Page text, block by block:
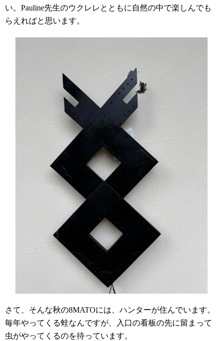
い。 Pauline先生のウクレレとともに自然の中で楽しんでも
らえればと思います。
さて、そんな秋の8MATOには、ハンターが住んでいます。
毎年やってくる蛙なんですが、入口の看板の先に留まって
虫がやってくるのを待っています。